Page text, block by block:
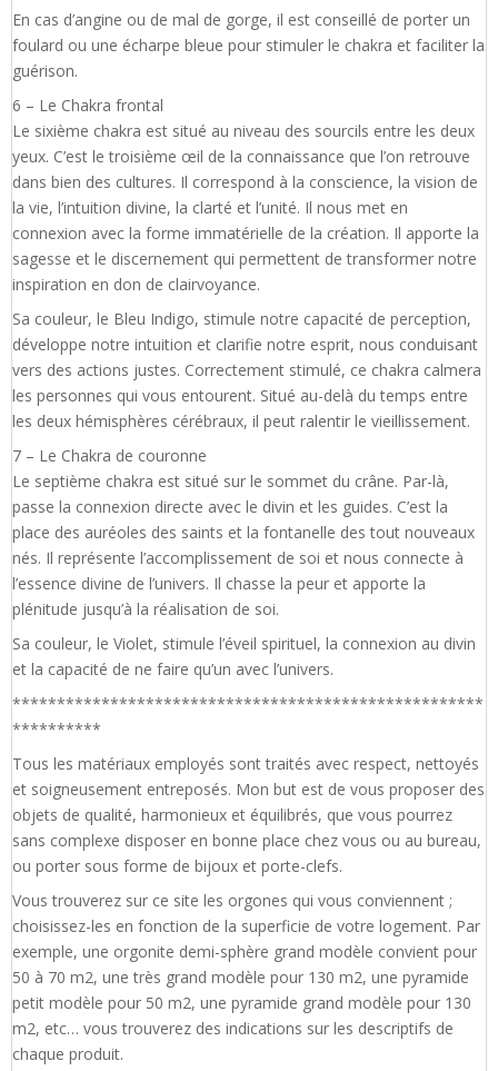
En cas d’angine ou de mal de gorge, il est conseillé de porter un
foulard ou une écharpe bleue pour stimuler le chakra et faciliter la
guérison.
6 – Le Chakra frontal
Le sixième chakra est situé au niveau des sourcils entre les deux
yeux. C’est le troisième œil de la connaissance que l’on retrouve
dans bien des cultures. Il correspond à la conscience, la vision de
la vie, l’intuition divine, la clarté et l’unité. Il nous met en
connexion avec la forme immatérielle de la création. Il apporte la
sagesse et le discernement qui permettent de transformer notre
inspiration en don de clairvoyance.
Sa couleur, le Bleu Indigo, stimule notre capacité de perception,
développe notre intuition et clarifie notre esprit, nous conduisant
vers des actions justes. Correctement stimulé, ce chakra calmera
les personnes qui vous entourent. Situé au-delà du temps entre
les deux hémisphères cérébraux, il peut ralentir le vieillissement.
7 – Le Chakra de couronne
Le septième chakra est situé sur le sommet du crâne. Par-là,
passe la connexion directe avec le divin et les guides. C’est la
place des auréoles des saints et la fontanelle des tout nouveaux
nés. Il représente l’accomplissement de soi et nous connecte à
l’essence divine de l’univers. Il chasse la peur et apporte la
plénitude jusqu’à la réalisation de soi.
Sa couleur, le Violet, stimule l’éveil spirituel, la connexion au divin
et la capacité de ne faire qu’un avec l’univers.
*****************************************************
**********
Tous les matériaux employés sont traités avec respect, nettoyés
et soigneusement entreposés. Mon but est de vous proposer des
objets de qualité, harmonieux et équilibrés, que vous pourrez
sans complexe disposer en bonne place chez vous ou au bureau,
ou porter sous forme de bijoux et porte-clefs.
Vous trouverez sur ce site les orgones qui vous conviennent ;
choisissez-les en fonction de la superficie de votre logement. Par
exemple, une orgonite demi-sphère grand modèle convient pour
50 à 70 m2, une très grand modèle pour 130 m2, une pyramide
petit modèle pour 50 m2, une pyramide grand modèle pour 130
m2, etc… vous trouverez des indications sur les descriptifs de
chaque produit.